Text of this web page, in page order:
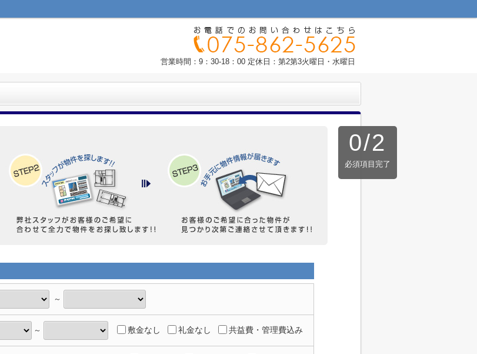
営業時間：9：30-18：00 定休日：第2第3火曜日・水曜日
0/2
必須項目完了
～
～ 敷金なし 礼金なし 共益費・管理費込み